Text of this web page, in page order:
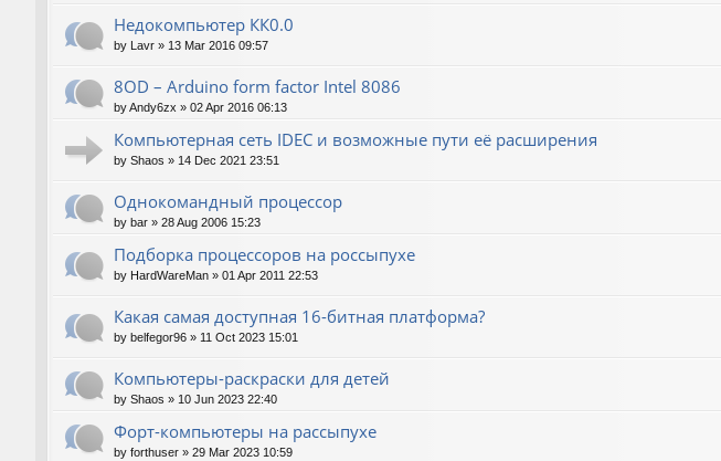
Недокомпьютер КК0.0
by Lavr » 13 Mar 2016 09:57
8OD – Arduino form factor Intel 8086
byAndy6zx » 02 Apr 2016 06:13
Компьютерная сеть IDEC и возможные пути её расширения
by Shaos » 14 Dec 2021 23:51
Однокомандный процессор
by bar » 28 Aug 2006 15:23
Подборка процессоров на россыпухе
by HardWareMan » 01 Apr 2011 22:53
Какая самая доступная 16-битная платформа?
by belfegor96 » 11 Oct 2023 15:01
Компьютеры-раскраски для детей
by Shaos » 10 Jun 2023 22:40
Форт-компьютеры на рассыпухе
by forthuser » 29 Mar 2023 10:59